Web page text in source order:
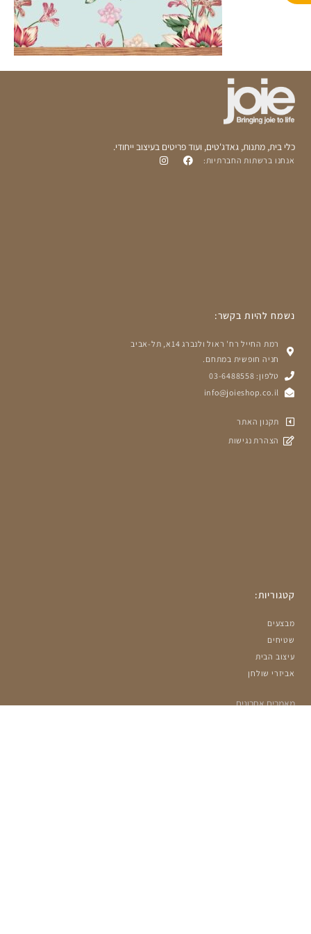
כלי בית, מתנות, גאדג'טים, ועוד פריטים בעיצוב ייחודי.
אנחנו ברשתות החברתיות:
נשמח להיות בקשר:
רמת החייל רח' ראול ולנברג 14א, תל-אביב
חניה חופשית במתחם.
טלפון: 03-6488558
info@joieshop.co.il
תקנון האתר
הצהרת נגישות
קטגוריות:
מבצעים
שטיחים
עיצוב הבית
אביזרי שולחן
מאמרים אחרונים